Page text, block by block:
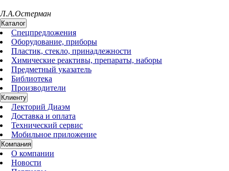
Л.А.Остерман
Каталог
Спецпредложения
Оборудование, приборы
Пластик, стекло, принадлежности
Химические реактивы, препараты, наборы
Предметный указатель
Библиотека
Производители
Клиенту
Лекторий Диаэм
Доставка и оплата
Технический сервис
Мобильное приложение
Компания
О компании
Новости